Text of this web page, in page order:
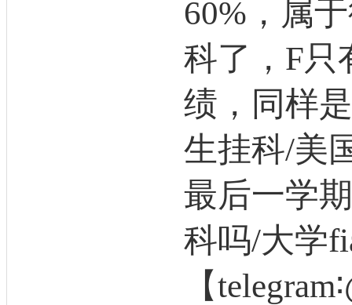
60%，属
科了，F只
绩，同样
生挂科/美
最后一学
科吗/大学
【